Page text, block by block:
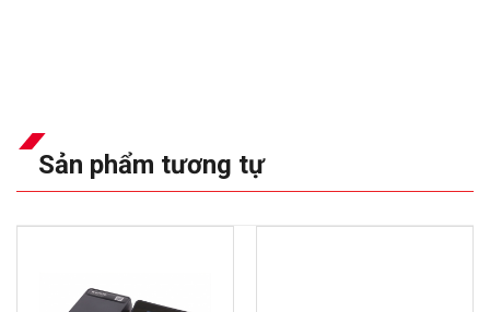
Sản phẩm tương tự